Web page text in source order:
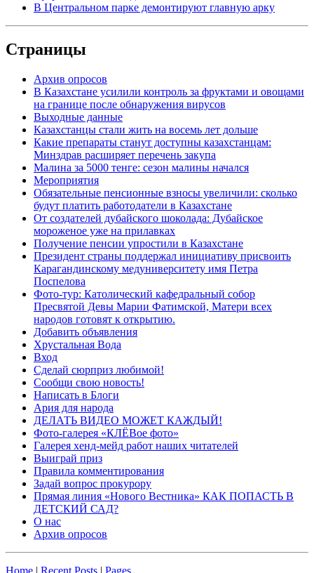
В Центральном парке демонтируют главную арку
Страницы
Архив опросов
В Казахстане усилили контроль за фруктами и овощами
на границе после обнаружения вирусов
Выходные данные
Казахстанцы стали жить на восемь лет дольше
Какие препараты станут доступны казахстанцам:
Минздрав расширяет перечень закупа
Малина за 5000 тенге: сезон малины начался
Мероприятия
Обязательные пенсионные взносы увеличили: сколько
будут платить работодатели в Казахстане
От создателей дубайского шоколада: Дубайское
мороженое уже на прилавках
Получение пенсии упростили в Казахстане
Президент страны поддержал инициативу присвоить
Карагандинскому медуниверситету имя Петра
Поспелова
Фото-тур: Католический кафедральный собор
Пресвятой Девы Марии Фатимской, Матери всех
народов готовят к открытию.
Добавить объявления
Хрустальная Вода
Вход
Сделай сюрприз любимой!
Сообщи свою новость!
Написать в Блоги
Ария для народа
ДЕЛАТЬ ВИДЕО МОЖЕТ КАЖДЫЙ!
Фото-галерея «КЛЁВое фото»
Галерея хенд-мейд работ наших читателей
Выиграй приз
Правила комментирования
Задай вопрос прокурору
Прямая линия «Нового Вестника» КАК ПОПАСТЬ В
ДЕТСКИЙ САД?
О нас
Архив опросов